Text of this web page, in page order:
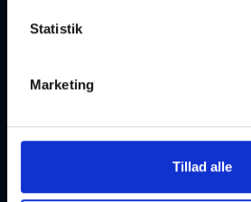
Statistik
Marketing
Tillad alle
04-09-2026
Mindfulness Yoga/Pilates